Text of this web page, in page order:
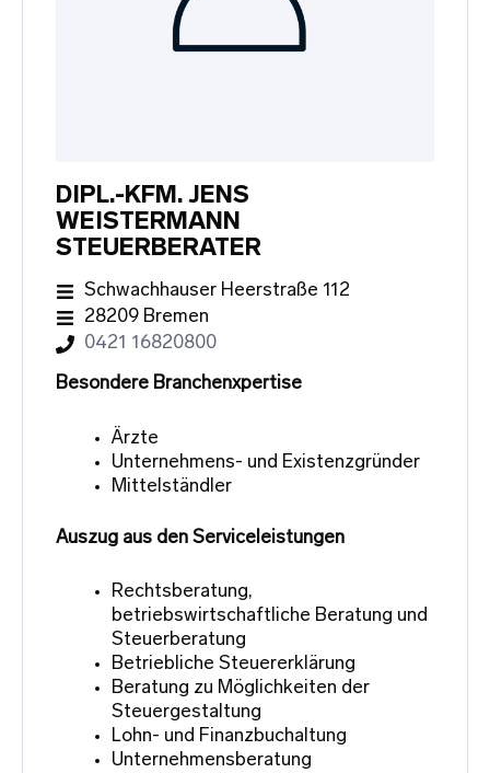
DIPL.-KFM. JENS
WEISTERMANN
STEUERBERATER
Schwachhauser Heerstraße 112
28209 Bremen
0421 16820800
Besondere Branchenxpertise
Ärzte
Unternehmens- und Existenzgründer
Mittelständler
Auszug aus den Serviceleistungen
Rechtsberatung,
betriebswirtschaftliche Beratung und
Steuerberatung
Betriebliche Steuererklärung
Beratung zu Möglichkeiten der
Steuergestaltung
Lohn- und Finanzbuchaltung
Unternehmensberatung